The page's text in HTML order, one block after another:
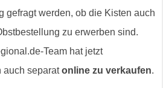
gefragt werden, ob die Kisten auch
zu erwerben sind.
Team hat jetzt
auch separatonline zu verkaufen.